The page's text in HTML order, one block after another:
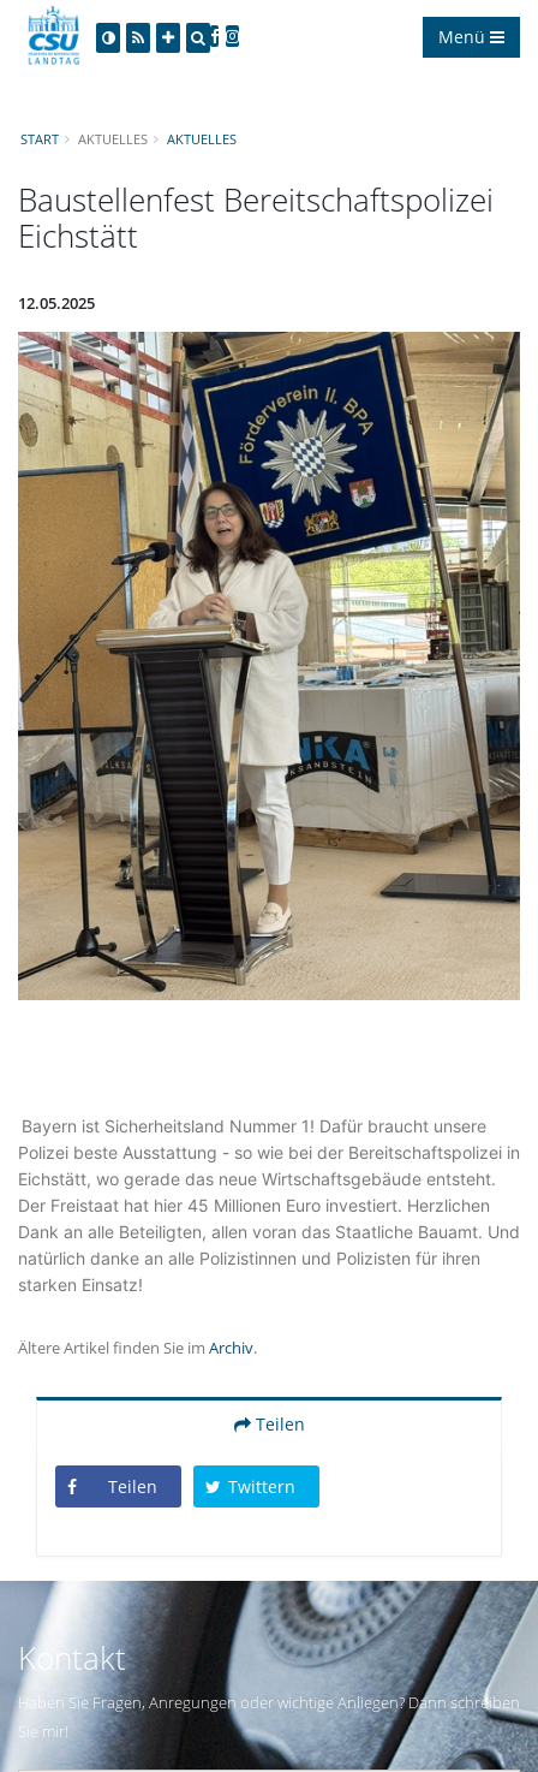
Menü
START AKTUELLES AKTUELLES
Baustellenfest Bereitschaftspolizei
Eichstätt
12.05.2025
Bayern ist Sicherheitsland Nummer 1! Dafür braucht unsere
Polizei beste Ausstattung - so wie bei der Bereitschaftspolizei in
Eichstätt, wo gerade das neue Wirtschaftsgebäude entsteht.
Der Freistaat hat hier 45 Millionen Euro investiert. Herzlichen
Dank an alle Beteiligten, allen voran das Staatliche Bauamt. Und
natürlich danke an alle Polizistinnen und Polizisten für ihren
starken Einsatz!
Ältere Artikel finden Sie im Archiv.
Teilen
Teilen Twittern
Kontakt
Haben Sie Fragen, Anregungen oder wichtige Anliegen? Dann schreiben
Sie mir!